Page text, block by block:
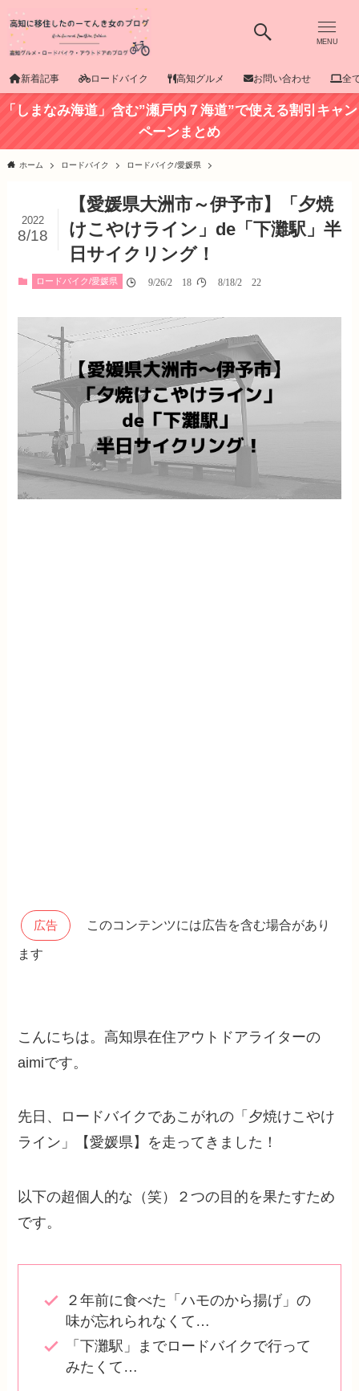
MENU
新着記事 ロードバイク 高知グルメ お問い合わせ 全
「しまなみ海道」含む”瀬戸内７海道”で使える割引キャン
ペーンまとめ
ホーム ロードバイク ロードバイク/愛媛県
【愛媛県大洲市～伊予市】「夕焼
けこやけライン」de「下灘駅」半
日サイクリング！
2022
8/18
ロードバイク/愛媛県 09/26/2018 08/18/2022
広告 このコンテンツには広告を含む場合があり
ます
こんにちは。高知県在住アウトドアライターの
aimiです。
先日、ロードバイクであこがれの「夕焼けこやけ
ライン」【愛媛県】を走ってきました！
以下の超個人的な（笑）２つの目的を果たすため
です。
２年前に食べた「ハモのから揚げ」の
味が忘れられなくて…
「下灘駅」までロードバイクで行って
みたくて…